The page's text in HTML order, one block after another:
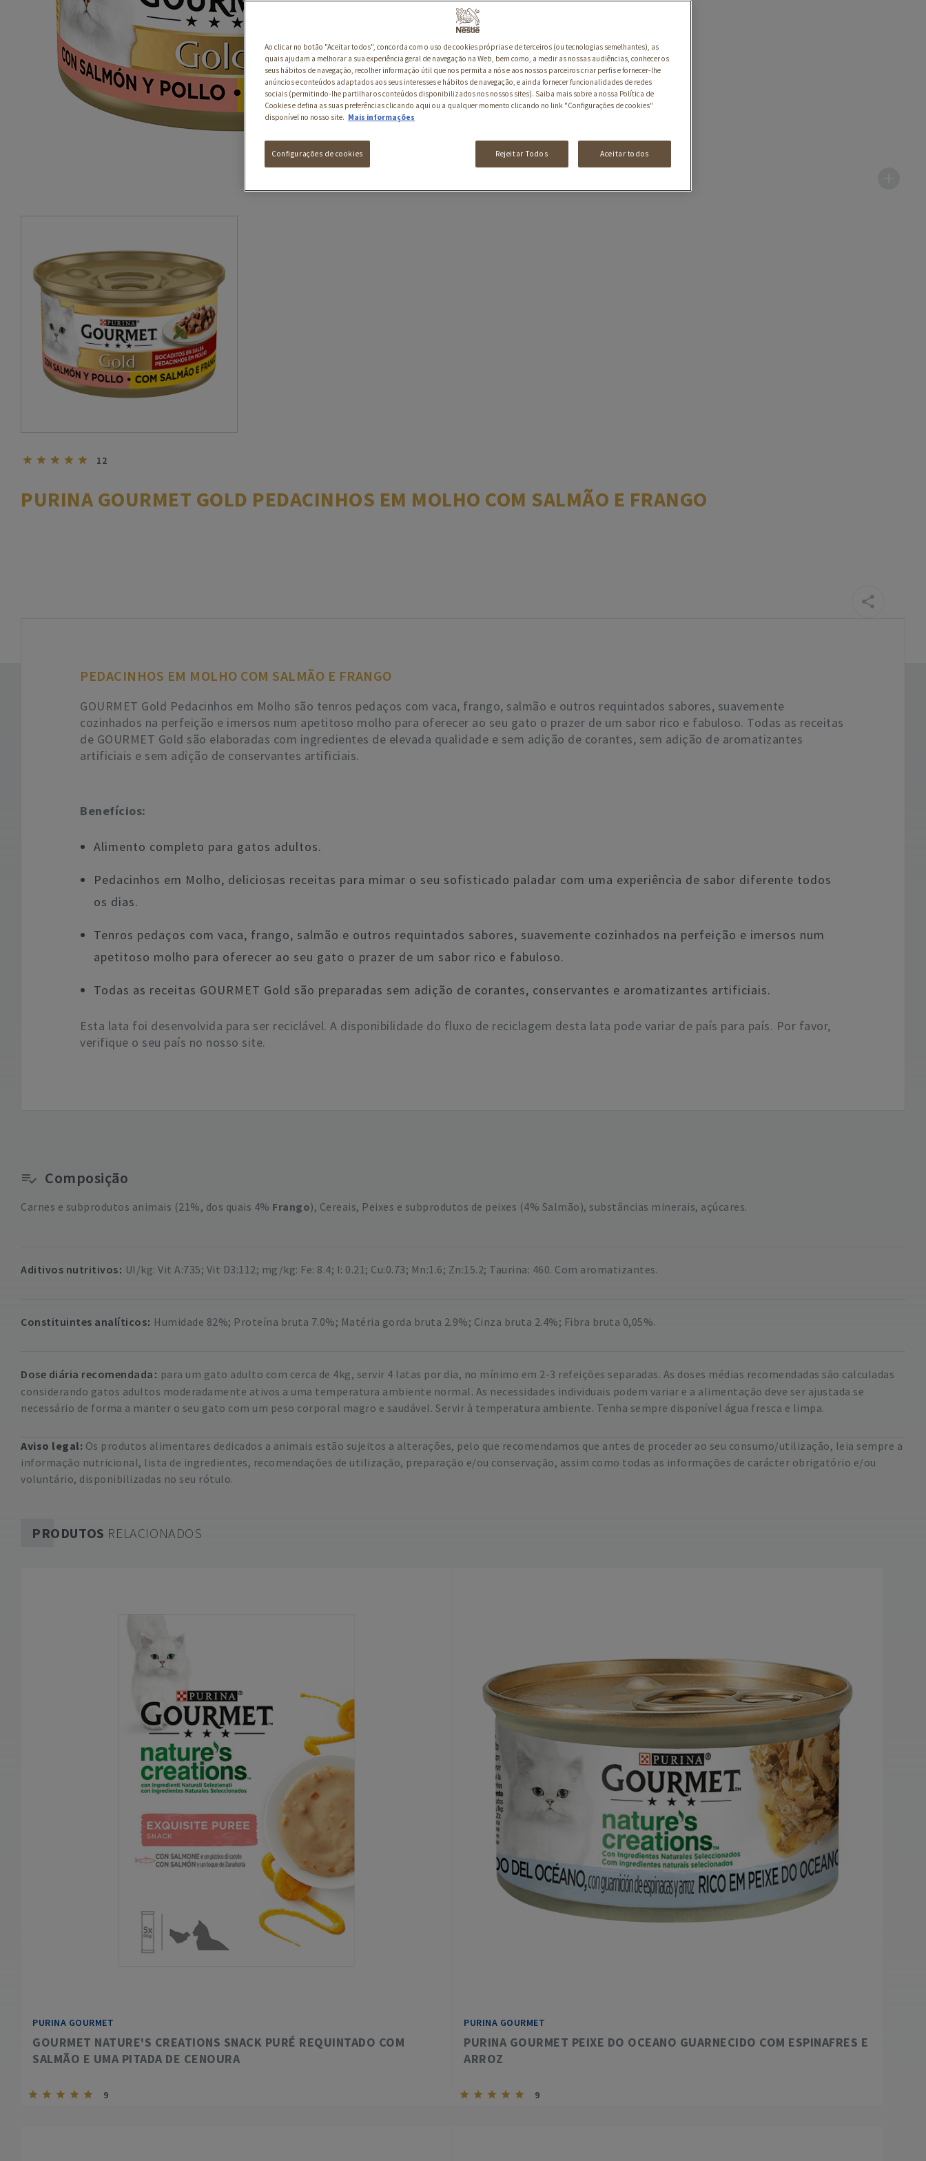
12
PURINA GOURMET GOLD PEDACINHOS EM MOLHO COM SALMÃO E FRANGO
PEDACINHOS EM MOLHO COM SALMÃO E FRANGO
GOURMET Gold Pedacinhos em Molho são tenros pedaços com vaca, frango, salmão e outros requintados sabores, suavemente
cozinhados na perfeição e imersos num apetitoso molho para oferecer ao seu gato o prazer de um sabor rico e fabuloso. Todas as receitas
de GOURMET Gold são elaboradas com ingredientes de elevada qualidade e sem adição de corantes, sem adição de aromatizantes
artificiais e sem adição de conservantes artificiais.
Benefícios:
Alimento completo para gatos adultos.
Pedacinhos em Molho, deliciosas receitas para mimar o seu sofisticado paladar com uma experiência de sabor diferente todos
os dias.
Tenros pedaços com vaca, frango, salmão e outros requintados sabores, suavemente cozinhados na perfeição e imersos num
apetitoso molho para oferecer ao seu gato o prazer de um sabor rico e fabuloso.
Todas as receitas GOURMET Gold são preparadas sem adição de corantes, conservantes e aromatizantes artificiais.
Esta lata foi desenvolvida para ser reciclável. A disponibilidade do fluxo de reciclagem desta lata pode variar de país para país. Por favor,
verifique o seu país no nosso site.
Composição
Carnes e subprodutos animais (21%, dos quais 4% Frango), Cereais, Peixes e subprodutos de peixes (4% Salmão), substâncias minerais, açúcares.
Aditivos nutritivos UI/kg: Vit A:735; Vit D3:112; mg/kg: Fe: 8.4; I: 0.21; Cu:0.73; Mn:1.6; Zn:15.2; Taurina: 460. Com aromatizantes.
Constituintes analíticos Humidade 82%; Proteína bruta 7.0%; Matéria gorda bruta 2.9%; Cinza bruta 2.4%; Fibra bruta 0,05%.
Dose diária recomendada
para um gato adulto com cerca de 4kg, servir 4 latas por dia, no mínimo em 2-3 refeições separadas. As doses médias recomendadas são calculadas
considerando gatos adultos moderadamente ativos a uma temperatura ambiente normal. As necessidades individuais podem variar e a alimentação deve ser ajustada se
necessário de forma a manter o seu gato com um peso corporal magro e saudável. Servir à temperatura ambiente. Tenha sempre disponível água fresca e limpa.
Aviso legal: Os produtos alimentares dedicados a animais estão sujeitos a alterações, pelo que recomendamos que antes de proceder ao seu consumo/utilização, leia sempre a
informação nutricional, lista de ingredientes, recomendações de utilização, preparação e/ou conservação, assim como todas as informações de carácter obrigatório e/ou
voluntário, disponibilizadas no seu rótulo.
PRODUTOS RELACIONADOS
PURINA GOURMET
GOURMET NATURE'S CREATIONS SNACK PURÉ REQUINTADO COM
SALMÃO E UMA PITADA DE CENOURA
9
PURINA GOURMET
PURINA GOURMET PEIXE DO OCEANO GUARNECIDO COM ESPINAFRES E
ARROZ
9
Ao clicar no botão "Aceitar todos", concorda com o uso de cookies próprias e de terceiros (ou tecnologias semelhantes), as
quais ajudam a melhorar a sua experiência geral de navegação na Web, bem como, a medir as nossas audiências, conhecer os
seus hábitos de navegação, recolher informação útil que nos permita a nós e aos nossos parceiros criar perfis e fornecer-lhe
anúncios e conteúdos adaptados aos seus interesses e hábitos de navegação, e ainda fornecer funcionalidades de redes
sociais (permitindo-lhe partilhar os conteúdos disponibilizados nos nossos sites). Saiba mais sobre a nossa Política de
Cookies e defina as suas preferências clicando aqui ou a qualquer momento clicando no link "Configurações de cookies"
disponível no nosso site. Mais informações
Rejeitar Todos Aceitar todos
Configurações de cookies